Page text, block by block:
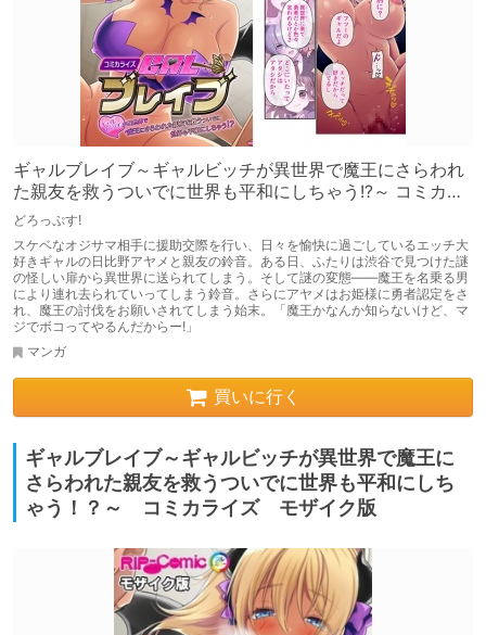
ギャルブレイブ～ギャルビッチが異世界で魔王にさらわれ
た親友を救うついでに世界も平和にしちゃう!?～ コミカラ
イズ モザイクコミック総集編
どろっぷす!
スケベなオジサマ相手に援助交際を行い、日々を愉快に過ごしているエッチ大
好きギャルの日比野アヤメと親友の鈴音。ある日、ふたりは渋谷で見つけた謎
の怪しい扉から異世界に送られてしまう。そして謎の変態――魔王を名乗る男
により連れ去られていってしまう鈴音。さらにアヤメはお姫様に勇者認定をさ
れ、魔王の討伐をお願いされてしまう始末。「魔王かなんか知らないけど、マ
ジでボコってやるんだからー!」
マンガ
買いに行く
ギャルブレイブ～ギャルビッチが異世界で魔王に
さらわれた親友を救うついでに世界も平和にしち
ゃう！？～ コミカライズ モザイク版